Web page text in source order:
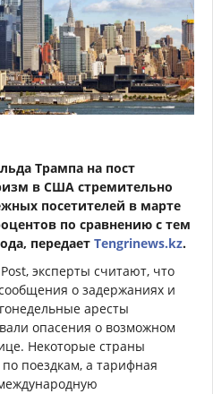
Трампа на пост
в США стремительно
посетителей в марте
по сравнению с тем
передает Tengrinews.kz.
эксперты считают, что
о задержаниях и
аресты
опасения о возможном
Некоторые страны
поездкам, а тарифная